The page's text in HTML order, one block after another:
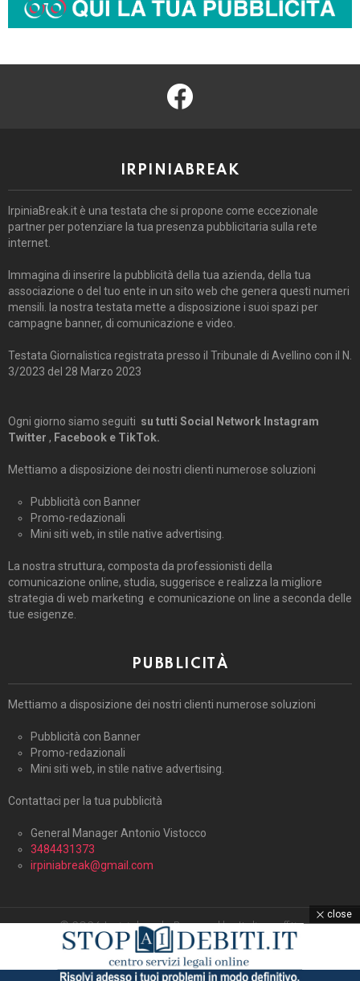
facebook
IRPINIABREAK
IrpiniaBreak.it è una testata che si propone come eccezionale
partner per potenziare la tua presenza pubblicitaria sulla rete
internet.
Immagina di inserire la pubblicità della tua azienda, della tua
associazione o del tuo ente in un sito web che genera questi numeri
mensili. la nostra testata mette a disposizione i suoi spazi per
campagne banner, di comunicazione e video.
Testata Giornalistica registrata presso il Tribunale di Avellino con il N.
3/2023 del 28 Marzo 2023
Ogni giorno siamo seguiti su tutti Social Network Instagram
Twitter , Facebook e TikTok.
Mettiamo a disposizione dei nostri clienti numerose soluzioni
Pubblicità con Banner
Promo-redazionali
Mini siti web, in stile native advertising.
La nostra struttura, composta da professionisti della
comunicazione online, studia, suggerisce e realizza la migliore
strategia di web marketing e comunicazione on line a seconda delle
tue esigenze.
PUBBLICITÀ
Mettiamo a disposizione dei nostri clienti numerose soluzioni
Pubblicità con Banner
Promo-redazionali
Mini siti web, in stile native advertising.
Contattaci per la tua pubblicità
General Manager Antonio Vistocco
3484431373
irpiniabreak@gmail.com
© 2026 Irpiniabreak. Powered by Italiagraffiti.
Home Contattaci Cookie Policy (UE)
close